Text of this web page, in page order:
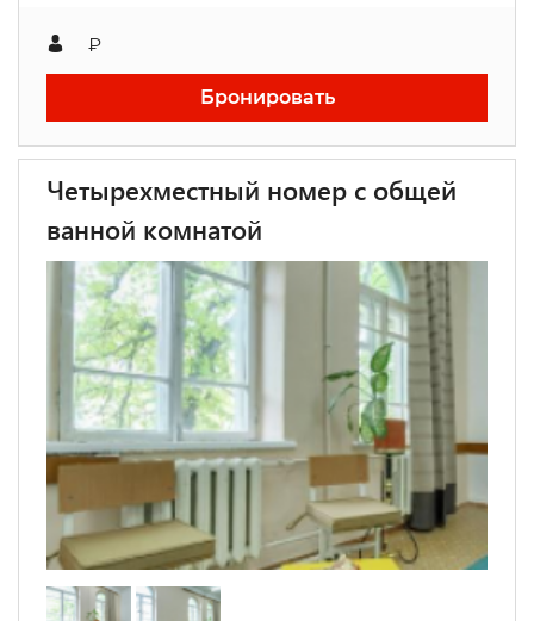
₽
Бронировать
Четырехместный номер с общей
ванной комнатой